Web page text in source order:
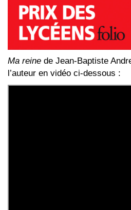
Ma reine de Jean-Baptiste
l’auteur en vidéo ci-dessous :